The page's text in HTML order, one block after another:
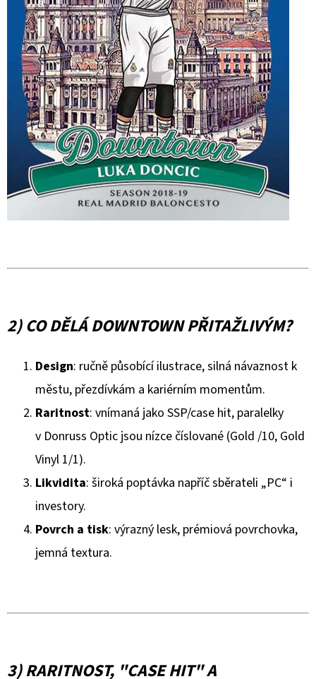
2) CO DĚLÁ DOWNTOWN PŘITAŽLIVÝM?
Design: ručně působící ilustrace, silná návaznost k
městu, přezdívkám a kariérním momentům.
Raritnost: vnímaná jako SSP/case hit, paralelky
v Donruss Optic jsou nízce číslované (Gold /10, Gold
Vinyl 1/1).
Likvidita: široká poptávka napříč sběrateli „PC“ i
investory.
Povrch a tisk: výrazný lesk, prémiová povrchovka,
jemná textura.
3) RARITNOST, "CASE HIT" A